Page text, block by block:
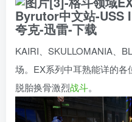
KAIRI、SKULLOMANIA、
场。EX系列中耳熟能详的
脱胎换骨激烈战斗。